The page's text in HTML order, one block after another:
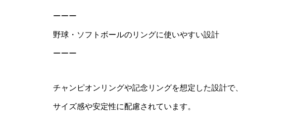
ーーー
野球・ソフトボールのリングに使いやすい設計
ーーー
チャンピオンリングや記念リングを想定した設計で、
サイズ感や安定性に配慮されています。